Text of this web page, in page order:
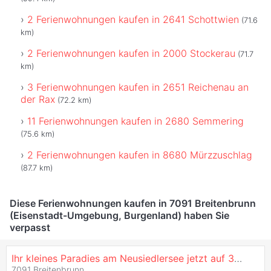
2 Ferienwohnungen kaufen in 2641 Schottwien (71.6
km)
2 Ferienwohnungen kaufen in 2000 Stockerau (71.7
km)
3 Ferienwohnungen kaufen in 2651 Reichenau an
der Rax (72.2 km)
11 Ferienwohnungen kaufen in 2680 Semmering
(75.6 km)
2 Ferienwohnungen kaufen in 8680 Mürzzuschlag
(87.7 km)
Diese Ferienwohnungen kaufen in 7091 Breitenbrunn
(Eisenstadt-Umgebung, Burgenland) haben Sie
verpasst
Ihr kleines Paradies am Neusiedlersee jetzt auf 328.000.- reduziert !!